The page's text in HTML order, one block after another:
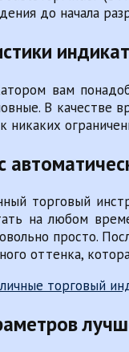
до начала
вам
В качестве
никаких
торговый
на любом
просто.
оттенка,